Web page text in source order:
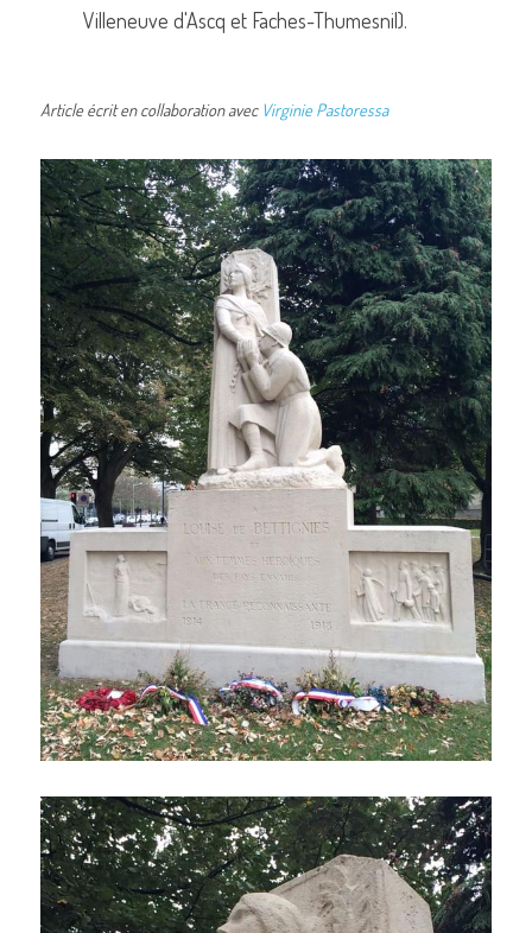
Villeneuve d'Ascq et Faches-Thumesnil).
Article écrit en collaboration avec Virginie Pastoressa